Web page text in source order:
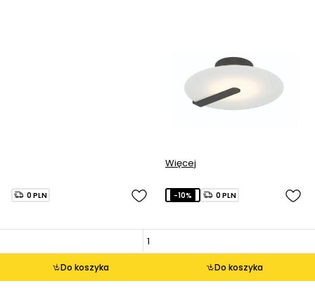
Więcej
Do koszyka
0 PLN
Do koszyka
-10% 0 PLN